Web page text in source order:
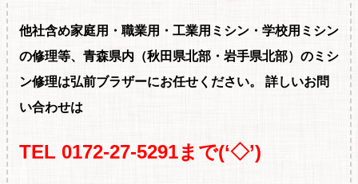
他社含め家庭用・職業用・工業用ミシン・学校用ミシン
の修理等、青森県内（秋田県北部・岩手県北部）のミシ
ン修理は弘前ブラザーにお任せください。
詳しいお問
い合わせは
TEL 0172-27-5291まで(‘◇’)ゞ